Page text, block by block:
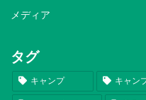
メディア
タグ
キャンプ キャン